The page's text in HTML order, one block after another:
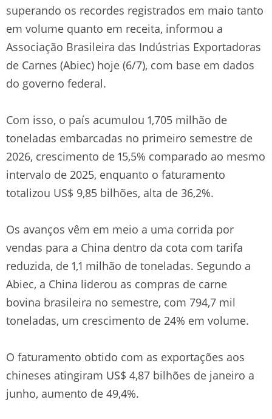
superando os recordes registrados em maio tanto
em volume quanto em receita, informou a
Associação Brasileira das Indústrias Exportadoras
de Carnes (Abiec) hoje (6/7), com base em dados
do governo federal.
Com isso, o país acumulou 1,705 milhão de
toneladas embarcadas no primeiro semestre de
2026, crescimento de 15,5% comparado ao mesmo
intervalo de 2025, enquanto o faturamento
totalizou US$ 9,85 bilhões, alta de 36,2%.
Os avanços vêm em meio a uma corrida por
vendas para a China dentro da cota com tarifa
reduzida, de 1,1 milhão de toneladas. Segundo a
Abiec, a China liderou as compras de carne
bovina brasileira no semestre, com 794,7 mil
toneladas, um crescimento de 24% em volume.
O faturamento obtido com as exportações aos
chineses atingiram US$ 4,87 bilhões de janeiro a
junho, aumento de 49,4%.